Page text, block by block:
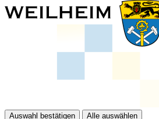
Auswahl bestätigen Alle auswählen